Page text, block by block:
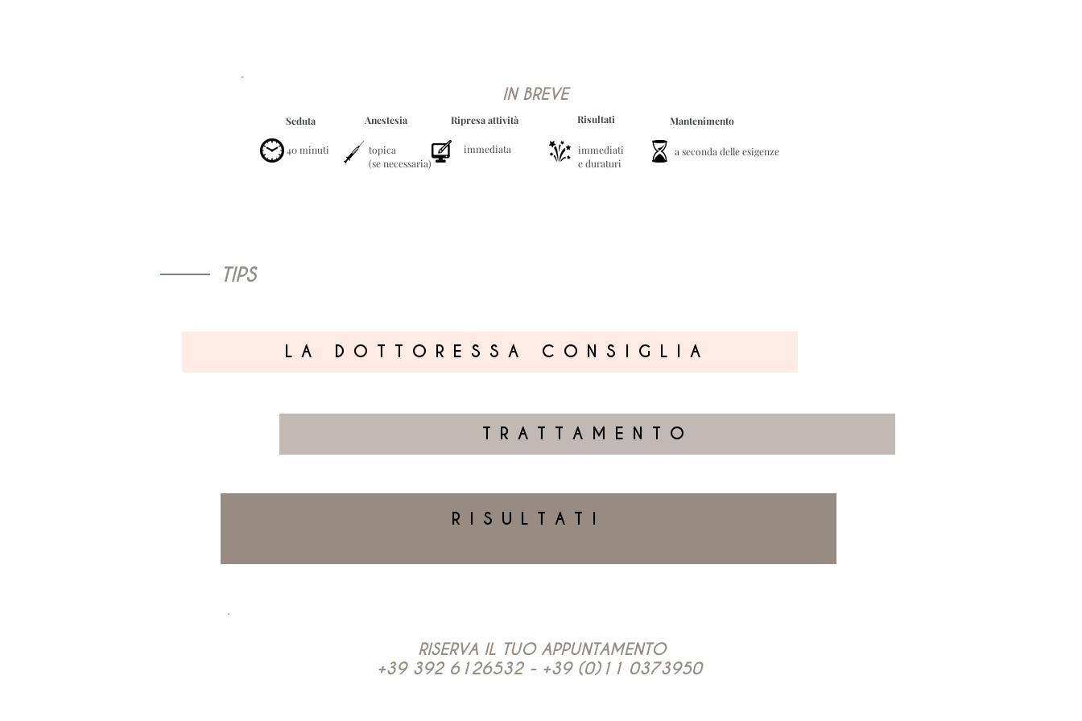
IN BREVE
Seduta Anestesia Ripresa attività
40 minuti
topica
(se necessaria)
immediata
Risultati Mantenimento
immediati
e duraturi
a seconda delle esigenze
TIPS
LA DOTTORESSA CONSIGLIA
TRATTAMENTO
RISULTATI
RISERVA IL TUO APPUNTAMENTO
+39 392 6126532 - +39 (0)11 0373950